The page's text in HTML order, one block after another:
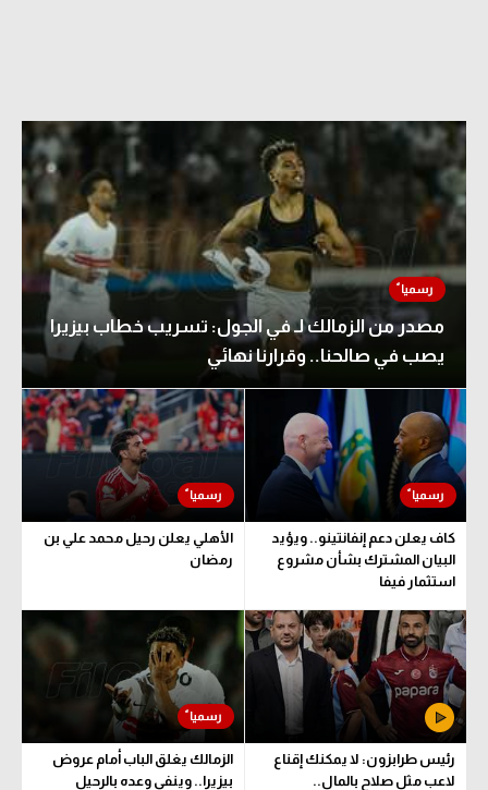
مصدر من الزمالك لـ في الجول: تسريب خطاب بيزيرا
يصب في صالحنا.. وقرارنا نهائي
كاف يعلن دعم إنفانتينو.. ويؤيد
البيان المشترك بشأن مشروع
استثمار فيفا
الأهلي يعلن رحيل محمد علي بن
رمضان
رئيس طرابزون: لا يمكنك إقناع
لاعب مثل صلاح بالمال..
الزمالك يغلق الباب أمام عروض
بيزيرا.. وينفي وعده بالرحيل